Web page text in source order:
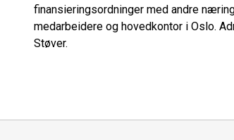
finansieringsordninger med andre
medarbeidere og hovedkontor i Oslo.
Støver.